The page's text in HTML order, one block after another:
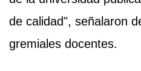
de calidad", señalaron
gremiales docentes.